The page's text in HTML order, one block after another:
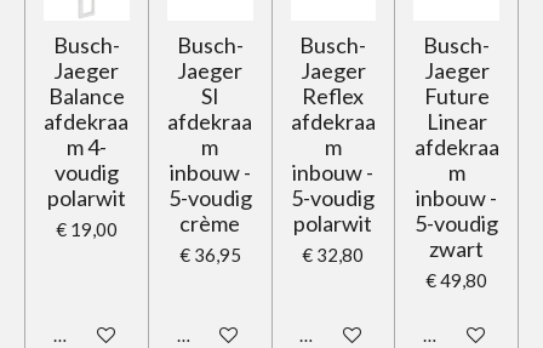
Busch-
Jaeger
Balance
afdekraa
m 4-
voudig
polarwit
€ 19,00
In winkelwagen
Busch-
Jaeger
SI
afdekraa
m
inbouw -
5-voudig
crème
€ 36,95
In winkelwagen
Busch-
Jaeger
Reflex
afdekraa
m
inbouw -
5-voudig
polarwit
€ 32,80
In winkelwagen
Busch-
Jaeger
Future
Linear
afdekraa
m
inbouw -
5-voudig
zwart
€ 49,80
In